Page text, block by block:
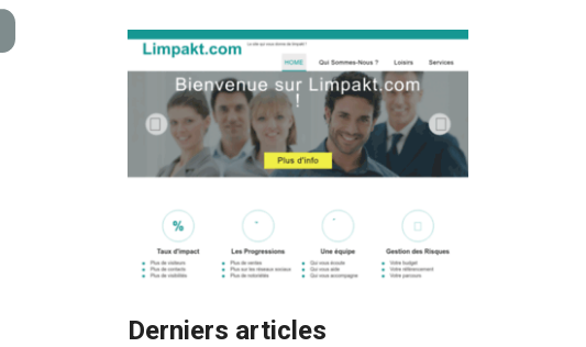
Derniers articles